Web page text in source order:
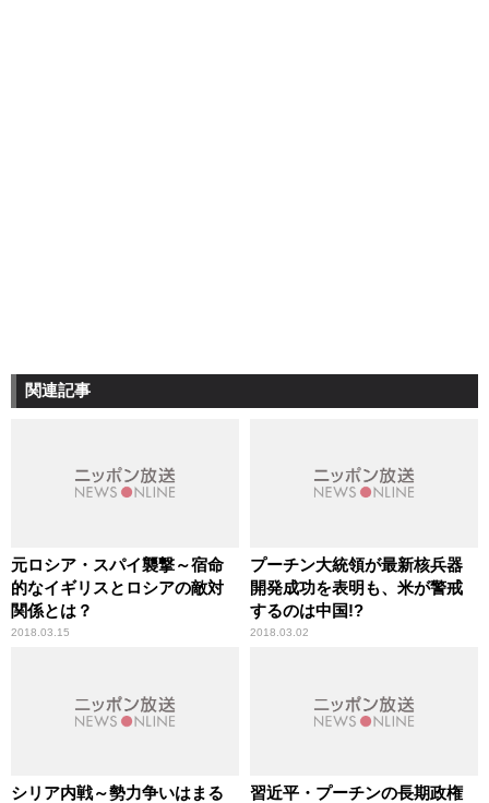
関連記事
元ロシア・スパイ襲撃～宿命
的なイギリスとロシアの敵対
関係とは？
2018.03.15
プーチン大統領が最新核兵器
開発成功を表明も、米が警戒
するのは中国!?
2018.03.02
シリア内戦～勢力争いはまる
習近平・プーチンの長期政権